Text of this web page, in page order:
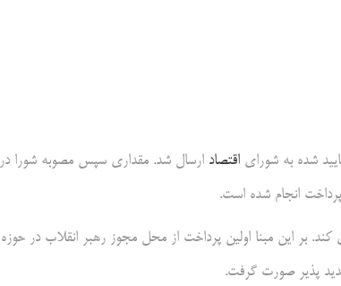
شده به شورای اقتصاد ارسال شد. مقداری سپس مصوبه شورا در
بر این مبنا اولین پرداخت از محل مجوز رهبر انقلاب در حوزه
پذیر صورت گرفت.